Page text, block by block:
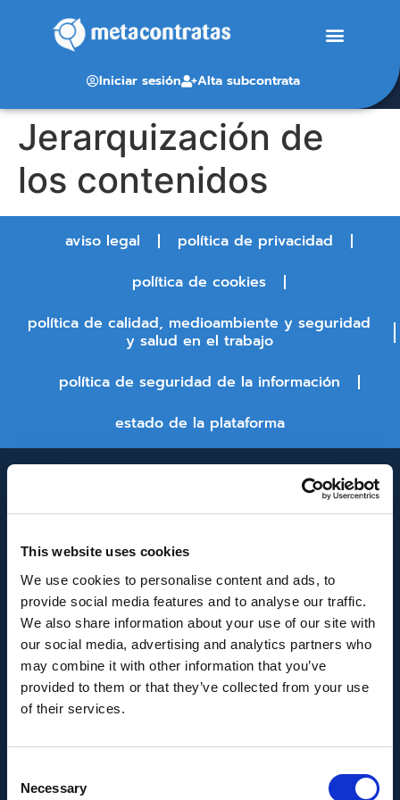
This website uses cookies
We use cookies to personalise content and ads, to
provide social media features and to analyse our traffic.
We also share information about your use of our site with
our social media, advertising and analytics partners who
may combine it with other information that you’ve
provided to them or that they’ve collected from your use
of their services.
Selection
Necessary
Iniciar sesión Alta subcontrata
Jerarquización de
los contenidos
aviso legal
política de privacidad
política de cookies
política de calidad, medioambiente y seguridad
y salud en el trabajo
política de seguridad de la información
estado de la plataforma
INNOVACIÓN Y DESARROLLO DE ANDALUCÍA
IDEA
Se ha recibido un incentivo de la Agencia de
Innovación y Desarrollo de Andalucía IDEA, de la
43.802,59€, cofinanciado en un 80% por la Unión